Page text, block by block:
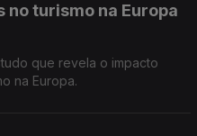
no turismo na Europa
que revela o impacto
na Europa.